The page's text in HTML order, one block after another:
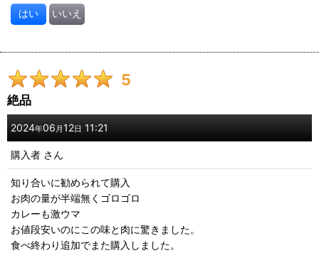
並び順
絞り込む
はい いいえ
5
絶品
2024年06 月12日 11:21
購入者 さん
知り合いに勧められて購入
お肉の量が半端無くゴロゴロ
カレーも激ウマ
お値段安いのにこの味と肉に驚きました。
食べ終わり追加でまた購入しました。